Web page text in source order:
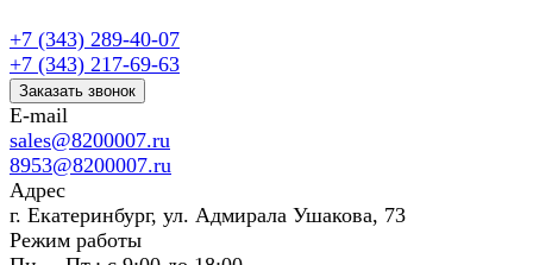
+7 (343) 289-40-07
+7 (343) 217-69-63
Заказать звонок
E-mail
sales@8200007.ru
8953@8200007.ru
Адрес
г. Екатеринбург, ул. Адмирала Ушакова, 73
Режим работы